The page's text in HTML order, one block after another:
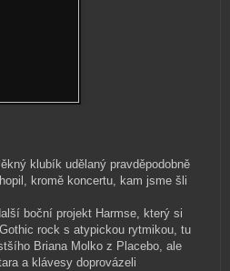
klubík udělaný pravděpodobně
kromě koncertu, kam jsme šli
boční projekt Harmse, který si
rock s atypickou rytmikou, tu
Briana Molko z Placebo, ale
a klávesy doprovázeli